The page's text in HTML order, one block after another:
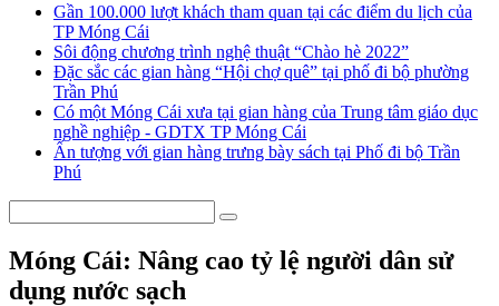
Gần 100.000 lượt khách tham quan tại các điểm du lịch của
TP Móng Cái
Sôi động chương trình nghệ thuật “Chào hè 2022”
Đặc sắc các gian hàng “Hội chợ quê” tại phố đi bộ phường
Trần Phú
Có một Móng Cái xưa tại gian hàng của Trung tâm giáo dục
nghề nghiệp - GDTX TP Móng Cái
Ấn tượng với gian hàng trưng bày sách tại Phố đi bộ Trần
Phú
Móng Cái: Nâng cao tỷ lệ người dân sử
dụng nước sạch